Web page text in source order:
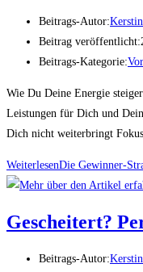
Beitrags-Autor:
Beitrag veröffentlicht:
Beitrags-Kategorie:
Wie Du Deine Energie
Leistungen für Dich und
Dich nicht weiterbringt
WeiterlesenDie Gewinner-
Gescheitert?
Beitrags-Autor: